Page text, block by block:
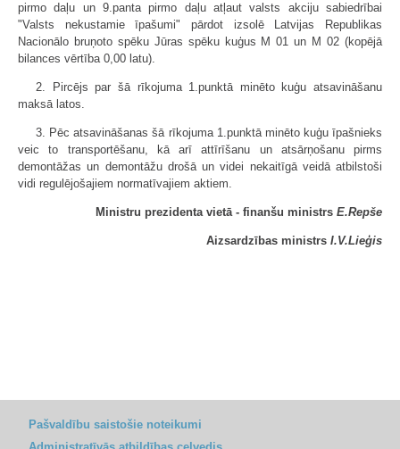
pirmo daļu un 9.panta pirmo daļu atļaut valsts akciju sabiedrībai
"Valsts nekustamie īpašumi" pārdot izsolē Latvijas Republikas
Nacionālo bruņoto spēku Jūras spēku kuģus M 01 un M 02 (kopējā
bilances vērtība 0,00 latu).
2. Pircējs par šā rīkojuma 1.punktā minēto kuģu atsavināšanu
maksā latos.
3. Pēc atsavināšanas šā rīkojuma 1.punktā minēto kuģu īpašnieks
veic to transportēšanu, kā arī attīrīšanu un atsārņošanu pirms
demontāžas un demontāžu drošā un videi nekaitīgā veidā atbilstoši
vidi regulējošajiem normatīvajiem aktiem.
Ministru prezidenta vietā - finanšu ministrs E.Repše
Aizsardzības ministrs I.V.Lieģis
Pašvaldību saistošie noteikumi